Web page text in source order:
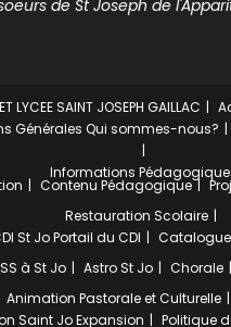
de St Joseph de
LYCEE SAINT JOSEPH GAILLAC
Générales Qui sommes-nous?
Informations
Contenu Pédagogique
Restauration Scolaire
St Jo Portail du CDI
Catalogue
à St Jo Astro St Jo Chorale
Animation Pastorale et Culturelle
Saint Jo Expansion
Politique